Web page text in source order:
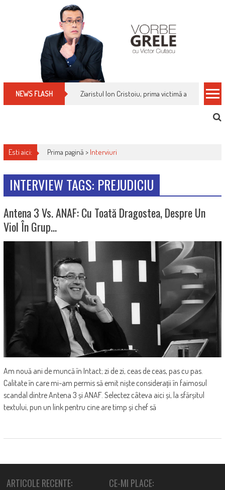
NEWS FLASH Ziaristul Ion Cristoiu, prima victimă a noi
Esti aici: Prima pagină > Interviuri
INTERVIEW TAGS: PREJUDICIU
Antena 3 Vs. ANAF: Cu Toată Dragostea, Despre Un
Viol În Grup…
Am nouă ani de muncă în Intact; zi de zi, ceas de ceas, pas cu pas.
Calitate în care mi-am permis să emit niște considerații în faimosul
scandal dintre Antena 3 și ANAF. Selectez câteva aici și, la sfărșitul
textului, pun un link pentru cine are timp și chef să
ARTICOLE RECENTE: CE-MI PLACE: